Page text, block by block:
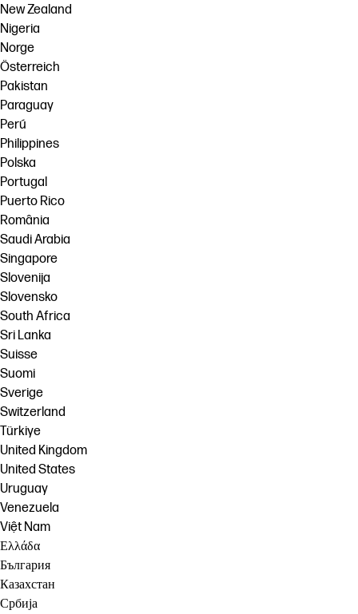
New Zealand
Nigeria
Norge
Österreich
Pakistan
Paraguay
Perú
Philippines
Polska
Portugal
Puerto Rico
România
Saudi Arabia
Singapore
Slovenija
Slovensko
South Africa
Sri Lanka
Suisse
Suomi
Sverige
Switzerland
Türkiye
United Kingdom
United States
Uruguay
Venezuela
Việt Nam
Ελλάδα
България
Казахстан
Србија